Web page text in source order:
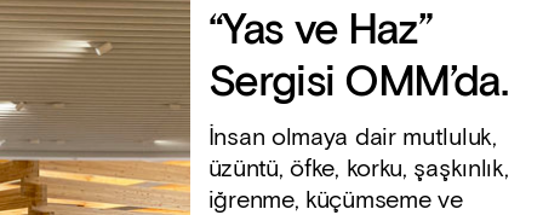
“Yas ve Haz”
Sergisi OMM’da.
İnsan olmaya dair mutluluk,
üzüntü, öfke, korku, şaşkınlık,
iğrenme, küçümseme ve